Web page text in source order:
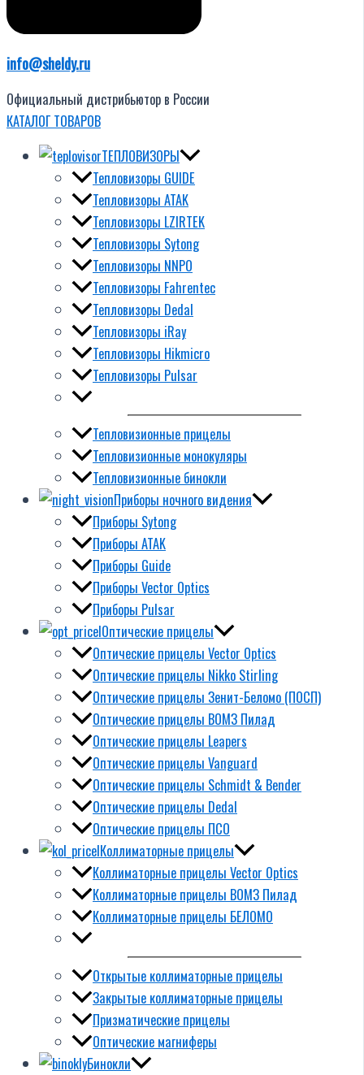
info@sheldy.ru
Официальный дистрибьютор в России
КАТАЛОГ ТОВАРОВ
ТЕПЛОВИЗОРЫ
Тепловизоры GUIDE
Тепловизоры ATAK
Тепловизоры LZIRTEK
Тепловизоры Sytong
Тепловизоры NNPO
Тепловизоры Fahrentec
Тепловизоры Dedal
Тепловизоры iRay
Тепловизоры Hikmicro
Тепловизоры Pulsar
Тепловизионные прицелы
Тепловизионные монокуляры
Тепловизионные бинокли
Приборы ночного видения
Приборы Sytong
Приборы ATAK
Приборы Guide
Приборы Vector Optics
Приборы Pulsar
Оптические прицелы
Оптические прицелы Vector Optics
Оптические прицелы Nikko Stirling
Оптические прицелы Зенит-Беломо (ПОСП)
Оптические прицелы ВОМЗ Пилад
Оптические прицелы Leapers
Оптические прицелы Vanguard
Оптические прицелы Schmidt & Bender
Оптические прицелы Dedal
Оптические прицелы ПСО
Коллиматорные прицелы
Коллиматорные прицелы Vector Optics
Коллиматорные прицелы ВОМЗ Пилад
Коллиматорные прицелы БЕЛОМО
Открытые коллиматорные прицелы
Закрытые коллиматорные прицелы
Призматические прицелы
Оптические магниферы
Бинокли